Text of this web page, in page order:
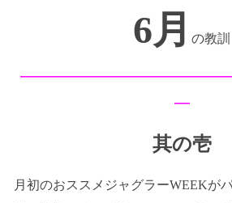
6月 の教訓
━
其の壱
月初のおススメジャグラーWEEKが